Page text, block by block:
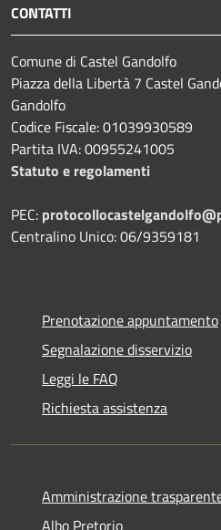
CONTATTI
Comune di Castel Gandolfo
Piazza della Libertà 7 Castel
Gandolfo
Codice Fiscale: 01039930589
Partita IVA: 00955241005
Statuto e regolamenti
PEC:
Centralino Unico: 06/9359181
Prenotazione appuntamento
Segnalazione disservizio
Leggi le FAQ
Richiesta assistenza
Amministrazione
Albo Pretorio